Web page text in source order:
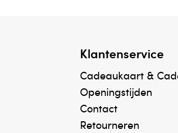
Klantenservice
Cadeaukaart &
Openingstijden
Contact
Retourneren